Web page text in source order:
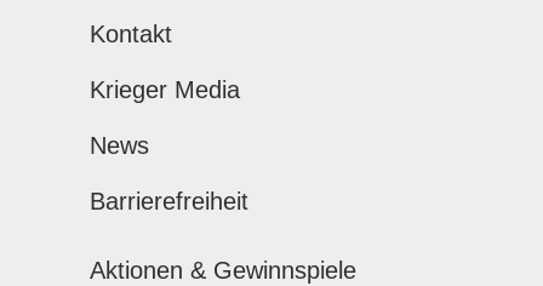
Kontakt
Krieger Media
News
Barrierefreiheit
Aktionen & Gewinnspiele